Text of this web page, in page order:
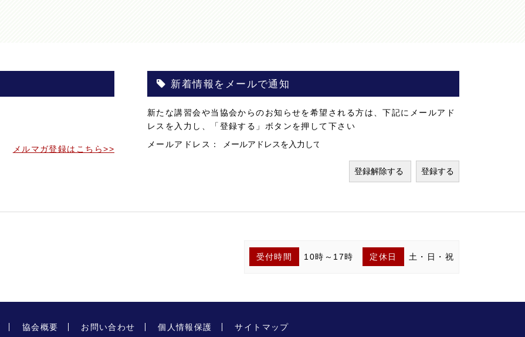
メルマガ登録はこちら>>
新着情報をメールで通知
新たな講習会や当協会からのお知らせを希望される方は、下記にメールアド
レスを入力し、「登録する」ボタンを押して下さい
メールアドレス：
受付時間 10時～17時 定休日 土・日・祝
協会概要 お問い合わせ 個人情報保護 サイトマップ